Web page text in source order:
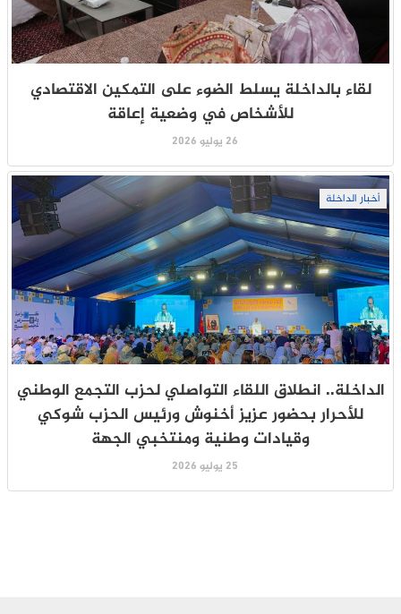
لقاء بالداخلة يسلط الضوء على التمكين الاقتصادي
للأشخاص في وضعية إعاقة
26 يوليو 2026
أخبار الداخلة
الداخلة.. انطلاق اللقاء التواصلي لحزب التجمع الوطني
للأحرار بحضور عزيز أخنوش ورئيس الحزب شوكي
وقيادات وطنية ومنتخبي الجهة
25 يوليو 2026